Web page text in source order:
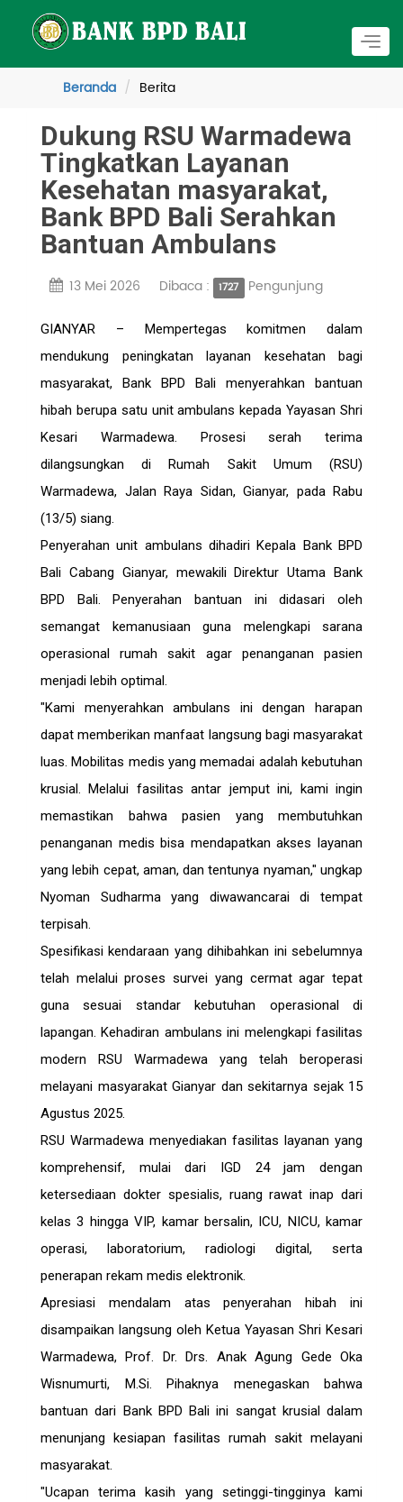
Beranda
Berita
Dukung RSU Warmadewa
Tingkatkan Layanan
Kesehatan masyarakat,
Bank BPD Bali Serahkan
Bantuan Ambulans
13 Mei 2026 Dibaca : 1727 Pengunjung
GIANYAR – Mempertegas komitmen dalam
mendukung peningkatan layanan kesehatan bagi
masyarakat, Bank BPD Bali menyerahkan bantuan
hibah berupa satu unit ambulans kepada Yayasan Shri
Kesari Warmadewa. Prosesi serah terima
dilangsungkan di Rumah Sakit Umum (RSU)
Warmadewa, Jalan Raya Sidan, Gianyar, pada Rabu
(13/5) siang.
Penyerahan unit ambulans dihadiri Kepala Bank BPD
Bali Cabang Gianyar, mewakili Direktur Utama Bank
BPD Bali. Penyerahan bantuan ini didasari oleh
semangat kemanusiaan guna melengkapi sarana
operasional rumah sakit agar penanganan pasien
menjadi lebih optimal.
"Kami menyerahkan ambulans ini dengan harapan
dapat memberikan manfaat langsung bagi masyarakat
luas. Mobilitas medis yang memadai adalah kebutuhan
krusial. Melalui fasilitas antar jemput ini, kami ingin
memastikan bahwa pasien yang membutuhkan
penanganan medis bisa mendapatkan akses layanan
yang lebih cepat, aman, dan tentunya nyaman," ungkap
Nyoman Sudharma yang diwawancarai di tempat
terpisah.
Spesifikasi kendaraan yang dihibahkan ini sebelumnya
telah melalui proses survei yang cermat agar tepat
guna sesuai standar kebutuhan operasional di
lapangan. Kehadiran ambulans ini melengkapi fasilitas
modern RSU Warmadewa yang telah beroperasi
melayani masyarakat Gianyar dan sekitarnya sejak 15
Agustus 2025.
RSU Warmadewa menyediakan fasilitas layanan yang
komprehensif, mulai dari IGD 24 jam dengan
ketersediaan dokter spesialis, ruang rawat inap dari
kelas 3 hingga VIP, kamar bersalin, ICU, NICU, kamar
operasi, laboratorium, radiologi digital, serta
penerapan rekam medis elektronik.
Apresiasi mendalam atas penyerahan hibah ini
disampaikan langsung oleh Ketua Yayasan Shri Kesari
Warmadewa, Prof. Dr. Drs. Anak Agung Gede Oka
Wisnumurti, M.Si. Pihaknya menegaskan bahwa
bantuan dari Bank BPD Bali ini sangat krusial dalam
menunjang kesiapan fasilitas rumah sakit melayani
masyarakat.
"Ucapan terima kasih yang setinggi-tingginya kami